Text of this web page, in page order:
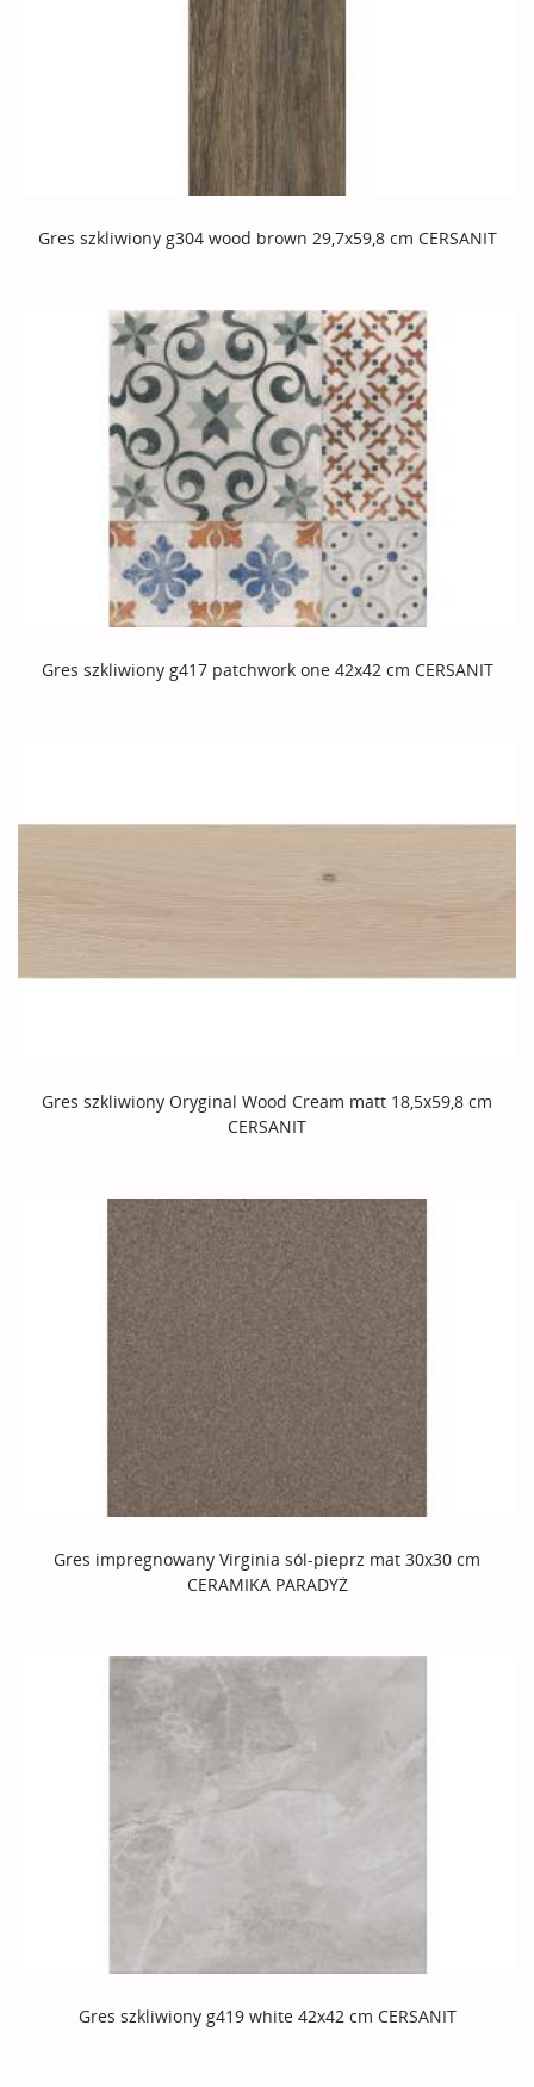
Gres szkliwiony g304 wood brown 29,7x59,8 cm CERSANIT
Gres szkliwiony g417 patchwork one 42x42 cm CERSANIT
Gres szkliwiony Oryginal Wood Cream matt 18,5x59,8 cm
CERSANIT
Gres impregnowany Virginia sól-pieprz mat 30x30 cm
CERAMIKA PARADYŻ
Gres szkliwiony g419 white 42x42 cm CERSANIT